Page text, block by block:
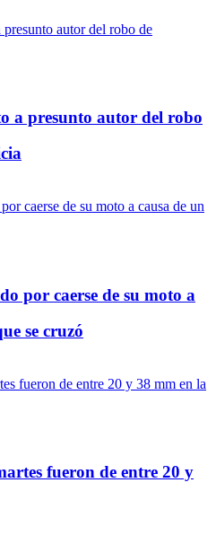
a presunto autor del robo
por caerse de su moto a
se cruzó
fueron de entre 20 y